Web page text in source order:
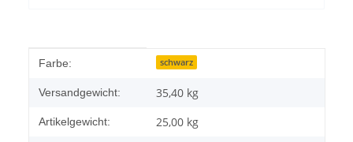
Produkteigenschaft
Wert
Farbe: schwarz
Versandgewicht: 35,40 kg
Artikelgewicht: 25,00 kg